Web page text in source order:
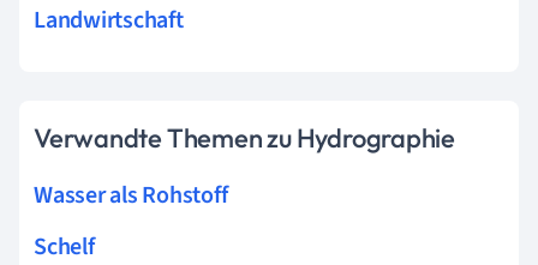
Landwirtschaft
Verwandte Themen zu Hydrographie
Wasser als Rohstoff
Schelf